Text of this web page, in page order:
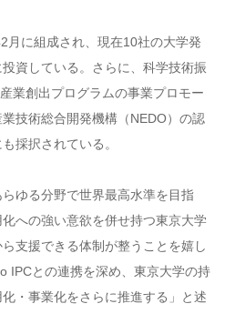
月に組成され、現在10社の大学発
資している。さらに、科学技術振
業創出プログラムの事業プロモー
技術総合開発機構（NEDO）の認
採択されている。
ゆる分野で世界最高水準を目指
への強い意欲を併せ持つ東京大学
支援できる体制が整うことを嬉し
IPCとの連携を深め、東京大学の持
・事業化をさらに推進する」と述